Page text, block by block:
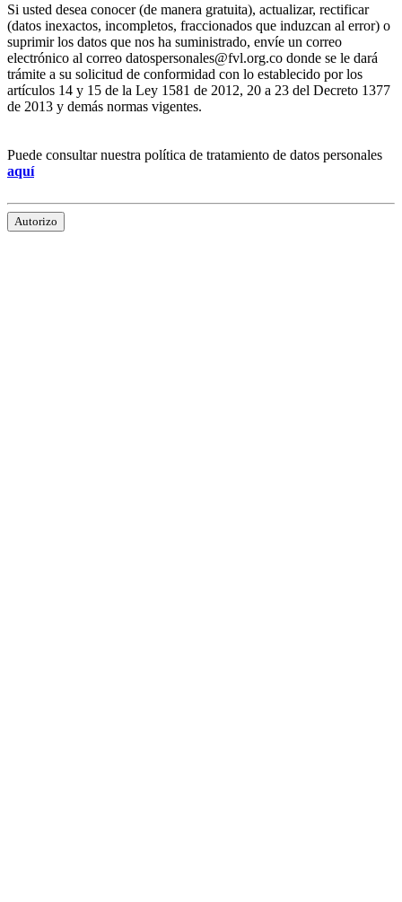
Si usted desea conocer (de manera gratuita), actualizar, rectificar
(datos inexactos, incompletos, fraccionados que induzcan al error) o
suprimir los datos que nos ha suministrado, envíe un correo
electrónico al correo datospersonales@fvl.org.co donde se le dará
trámite a su solicitud de conformidad con lo establecido por los
artículos 14 y 15 de la Ley 1581 de 2012, 20 a 23 del Decreto 1377
de 2013 y demás normas vigentes.
Puede consultar nuestra política de tratamiento de datos personales
aquí
Autorizo